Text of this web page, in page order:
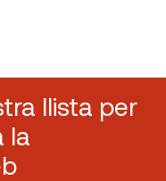
llista per
la